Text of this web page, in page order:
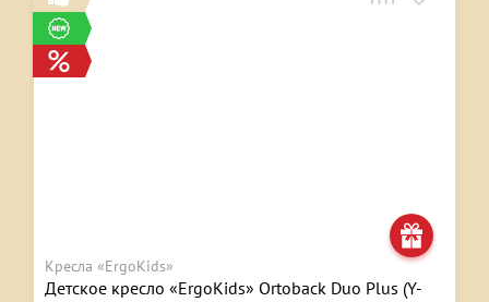
Кресла «ErgoKids»
Детское кресло «ErgoKids» Ortoback Duo Plus (Y-